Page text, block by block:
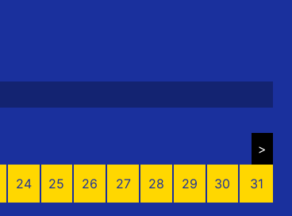
>
24 25 26 27 28 29 30 31